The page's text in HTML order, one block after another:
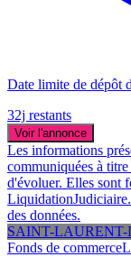
Date limite de dépôt
32j restants
Voir l'annonce
Les informations
communiquées à
d'évoluer. Elles sont
des données.
SAINT-LAURENT-
Fonds de commerce